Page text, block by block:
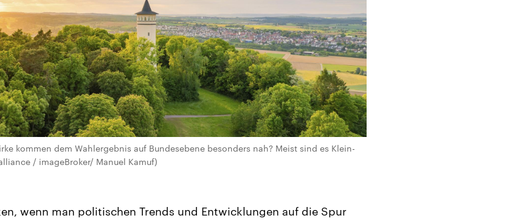
kommen dem Wahlergebnis auf Bundesebene besonders nah? Meist sind es Klein-
/ imageBroker/ Manuel Kamuf)
wenn man politischen Trends und Entwicklungen auf die Spur